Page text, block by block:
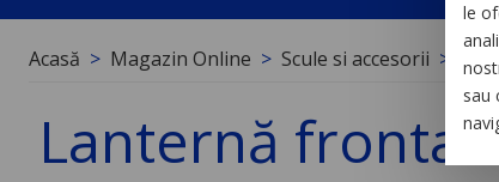
Acasă Magazin Online Scule si accesorii
Lanternă
le
sau